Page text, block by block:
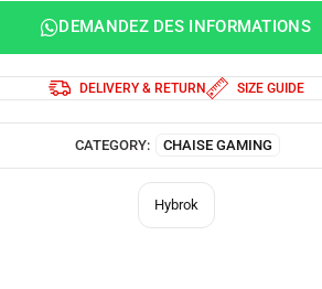
DEMANDEZ DES INFORMATIONS
DELIVERY & RETURN SIZE GUIDE
CATEGORY: CHAISE GAMING
Hybrok